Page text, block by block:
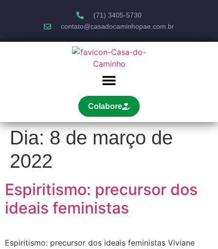
(71) 3405-5730
contato@casadocaminhopae.com.br
Colabore
Dia: 8 de março de
2022
Espiritismo: precursor dos
ideais feministas
Espiritismo: precursor dos ideais feministas Viviane